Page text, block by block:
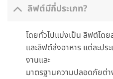
ลิฟต์มีกี่ประเภท?
โดยทั่วไปแบ่งเป็น ลิฟต์โด
และลิฟต์ส่งอาหาร แต่ละปร
งานและ
มาตรฐานความปลอดภัยต่